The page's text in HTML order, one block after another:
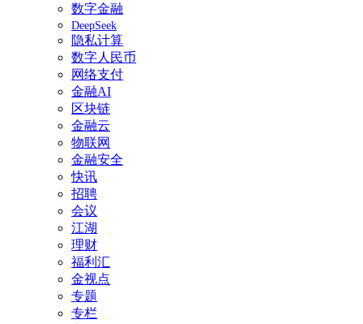
数字金融
DeepSeek
隐私计算
数字人民币
网络支付
金融AI
区块链
金融云
物联网
金融安全
快讯
招聘
会议
江湖
理财
福利汇
金视点
专题
专栏